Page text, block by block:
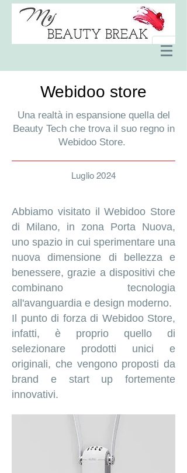
Webidoo store
Una realtà in espansione quella del
Beauty Tech che trova il suo regno in
Webidoo Store.
Luglio 2024
Abbiamo visitato il Webidoo Store
di Milano, in zona Porta Nuova,
uno spazio in cui sperimentare una
nuova dimensione di bellezza e
benessere, grazie a dispositivi che
combinano tecnologia
all'avanguardia e design moderno.
Il punto di forza di Webidoo Store,
infatti, è proprio quello di
selezionare prodotti unici e
originali, che vengono proposti da
brand e start up fortemente
innovativi.